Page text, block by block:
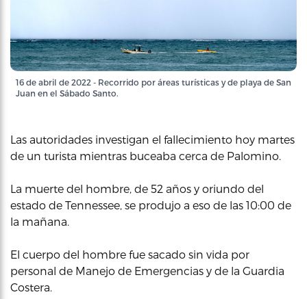
16 de abril de 2022 - Recorrido por áreas turísticas y de playa de San
Juan en el Sábado Santo.
Las autoridades investigan el fallecimiento hoy martes
de un turista mientras buceaba cerca de Palomino.
La muerte del hombre, de 52 años y oriundo del
estado de Tennessee, se produjo a eso de las 10:00 de
la mañana.
El cuerpo del hombre fue sacado sin vida por
personal de Manejo de Emergencias y de la Guardia
Costera.